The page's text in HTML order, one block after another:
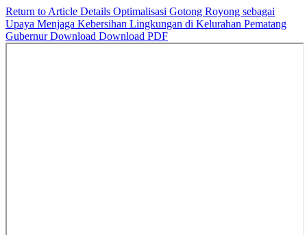
Return to Article Details Optimalisasi Gotong Royong sebagai
Upaya Menjaga Kebersihan Lingkungan di Kelurahan Pematang
GubernurDownload Download PDF